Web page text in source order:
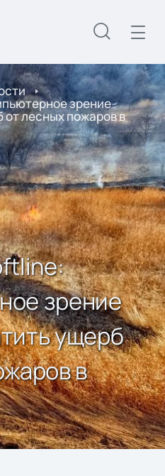
зрение
лесных пожаров в
зрение
ущерб
в